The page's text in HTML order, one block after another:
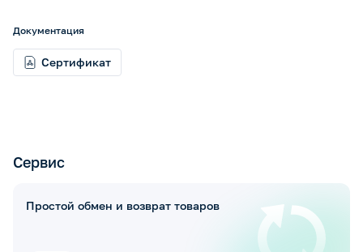
Документация
Сертификат
Сервис
Простой обмен и возврат товаров